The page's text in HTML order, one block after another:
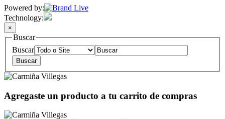
Powered by:
Technology:
×
Buscar
Buscar
Agregaste un producto a tu carrito de compras